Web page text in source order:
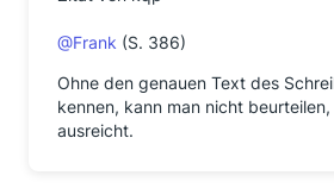
@Frank (S. 386)
Ohne den genauen Text des
kennen, kann man nicht
ausreicht.